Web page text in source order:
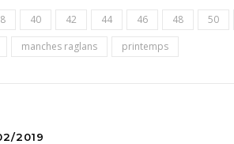
40 42 44 46 48 50
manches raglans printemps
2019